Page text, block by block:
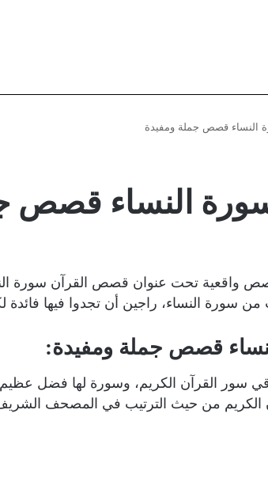
النساء قصص جملة ومفيدة
النساء قصص
واقعية تحت عنوان قصص القرآن سورة
سورة النساء، راجين أن تجدوا فيها فائدة
قصص جملة ومفيدة:
سور القرآن الكريم، وسورة لها فضل
الكريم من حيث الترتيب في المصحف